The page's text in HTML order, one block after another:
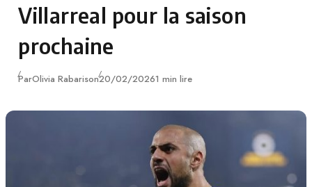
Villarreal pour la saison
prochaine
ParOlivia RabarisonPublié
20/02/20261 min lire